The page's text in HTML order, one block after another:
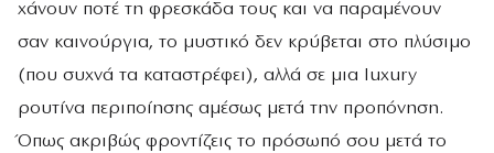
χάνουν ποτέ τη φρεσκάδα τους και να παραμένουν
σαν καινούργια, το μυστικό δεν κρύβεται στο πλύσιμο
(που συχνά τα καταστρέφει), αλλά σε μια luxury
ρουτίνα περιποίησης αμέσως μετά την προπόνηση.
Όπως ακριβώς φροντίζεις το πρόσωπό σου μετά το